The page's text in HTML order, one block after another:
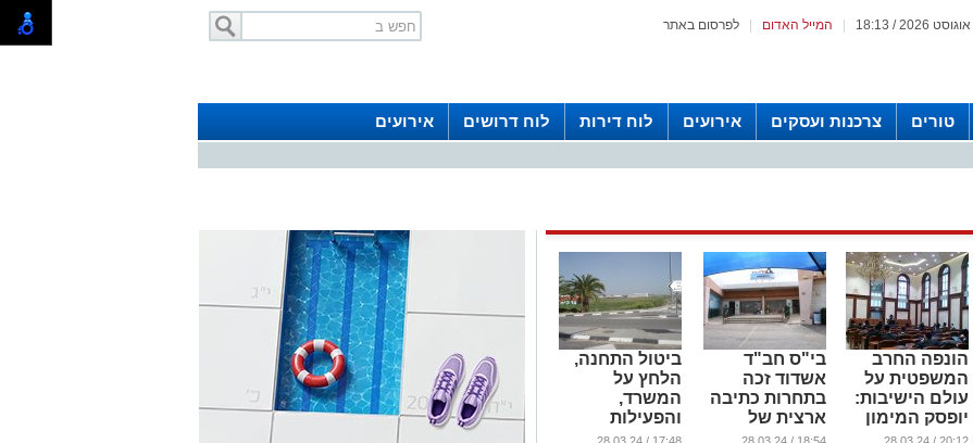
לפרסום באתר המייל האדום
טורים צרכנות ועסקים אירועים לוח דירות לוח דרושים אירועים
הונפה החרב
המשפטית על
עולם הישיבות:
יופסק המימון
לחייבי גיוס החל
בי"ס חב"ד
אשדוד זכה
בתחרות כתיבה
ארצית של
החינוך
ביטול התחנה,
הלחץ על
המשרד,
והפעילות
המבורכת של